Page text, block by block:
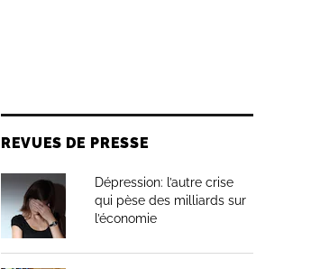
REVUES DE PRESSE
Dépression: l’autre crise
qui pèse des milliards sur
l’économie